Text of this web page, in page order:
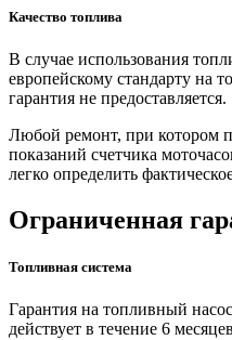
Качество топлива
В случае использования
европейскому стандарту на
гарантия не предоставляется.
Любой ремонт, при котором
показаний счетчика
легко определить
Ограниченная
Топливная система
Гарантия на топливный
действует в течение 6